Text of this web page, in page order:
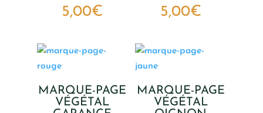
5,00€ 5,00€
MARQUE-PAGE
VÉGÉTAL
MARQUE-PAGE
VÉGÉTAL